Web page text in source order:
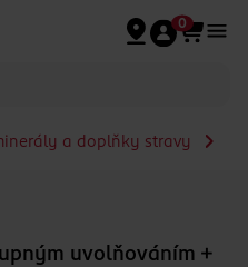
0
a doplňky stravy
uvolňováním +